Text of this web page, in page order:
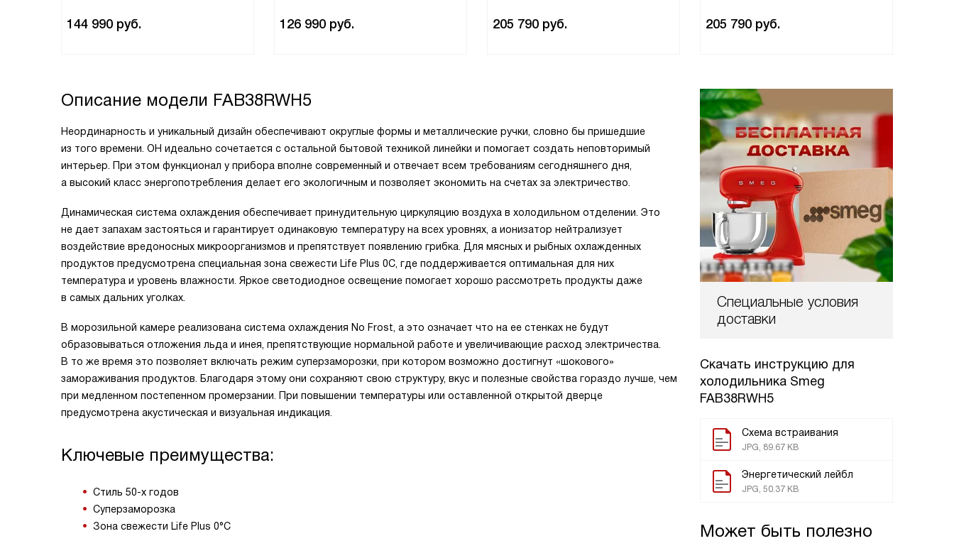
144 990 руб. 126 990 руб. 205 790 руб. 205 790 руб.
Специальные условия
доставки
Скачать инструкцию для
холодильника Smeg
FAB38RWH5
Схема встраивания
JPG, 89.67 KB
Энергетический лейбл
JPG, 50.37 KB
Может быть полезно
Описание модели FAB38RWH5
Неординарность и уникальный дизайн обеспечивают округлые формы и металлические ручки, словно бы пришедшие
из того времени. ОН идеально сочетается с остальной бытовой техникой линейки и помогает создать неповторимый
интерьер. При этом функционал у прибора вполне современный и отвечает всем требованиям сегодняшнего дня,
а высокий класс энергопотребления делает его экологичным и позволяет экономить на счетах за электричество.
Динамическая система охлаждения обеспечивает принудительную циркуляцию воздуха в холодильном отделении. Это
не дает запахам застояться и гарантирует одинаковую температуру на всех уровнях, а ионизатор нейтрализует
воздействие вредоносных микроорганизмов и препятствует появлению грибка. Для мясных и рыбных охлажденных
продуктов предусмотрена специальная зона свежести Life Plus 0C, где поддерживается оптимальная для них
температура и уровень влажности. Яркое светодиодное освещение помогает хорошо рассмотреть продукты даже
в самых дальних уголках.
В морозильной камере реализована система охлаждения No Frost, а это означает что на ее стенках не будут
образовываться отложения льда и инея, препятствующие нормальной работе и увеличивающие расход электричества.
В то же время это позволяет включать режим суперзаморозки, при котором возможно достигнут «шокового»
замораживания продуктов. Благодаря этому они сохраняют свою структуру, вкус и полезные свойства гораздо лучше, чем
при медленном постепенном промерзании. При повышении температуры или оставленной открытой дверце
предусмотрена акустическая и визуальная индикация.
Ключевые преимущества:
Стиль 50-х годов
Суперзаморозка
Зона свежести Life Plus 0°C